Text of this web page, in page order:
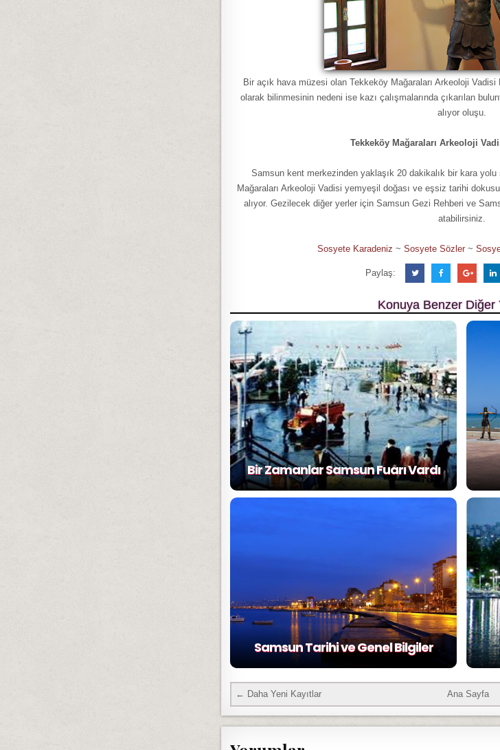
Bir açık hava müzesi olan Tekkeköy Mağaraları Arkeoloji
olarak bilinmesinin nedeni ise kazı çalışmalarında çıkarılan
alıyor oluşu.
Tekkeköy Mağaraları Arkeoloji
Samsun kent merkezinden yaklaşık 20 dakikalık bir kara
Mağaraları Arkeoloji Vadisi yemyeşil doğası ve eşsiz tarihi
alıyor. Gezilecek diğer yerler için Samsun Gezi Rehberi ve
atabilirsiniz.
Sosyete Karadeniz ~ Sosyete Sözler ~
Paylaş:
Konuya Benzer Diğer
Bir Zamanlar Samsun Fuarı Vardı
Samsun Tarihi ve Genel Bilgiler
← Daha Yeni Kayıtlar Ana Sayfa